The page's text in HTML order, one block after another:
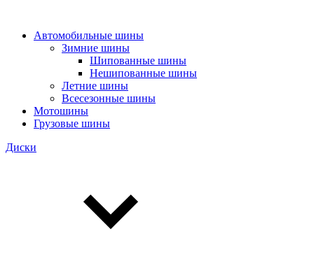
Автомобильные шины
Зимние шины
Шипованные шины
Нешипованные шины
Летние шины
Всесезонные шины
Мотошины
Грузовые шины
Диски